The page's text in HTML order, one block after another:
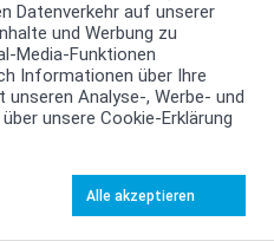
Datenverkehr auf unserer
und Werbung zu
Media-Funktionen
Informationen über Ihre
Analyse-, Werbe- und
unsere Cookie-Erklärung
Alle akzeptieren
Sie eine andere
Filter.